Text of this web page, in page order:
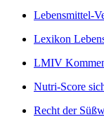
Lebensmittel-
Lexikon
LMIV
Nutri-Score
Recht der